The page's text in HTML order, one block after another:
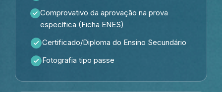
Comprovativo da aprovação na prova
específica (Ficha ENES)
Certificado/Diploma do Ensino Secundário
Fotografia tipo passe